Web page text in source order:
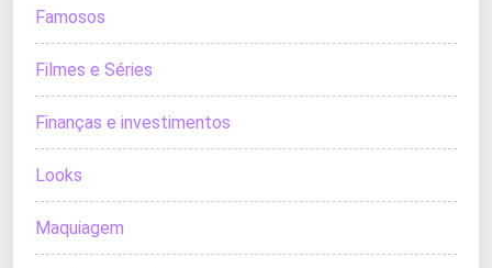
Famosos
Filmes e Séries
Finanças e investimentos
Looks
Maquiagem